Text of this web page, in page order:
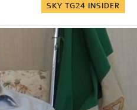
SKY TG24 INSIDER